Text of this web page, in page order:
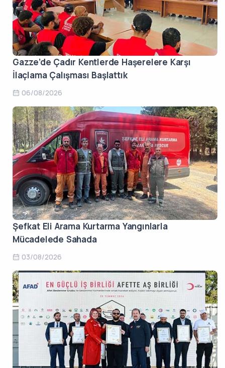
Gazze’de Çadır Kentlerde Haşerelere Karşı
İlaçlama Çalışması Başlattık
06/08/2026
Şefkat Eli Arama Kurtarma Yangınlarla
Mücadelede Sahada
03/08/2026